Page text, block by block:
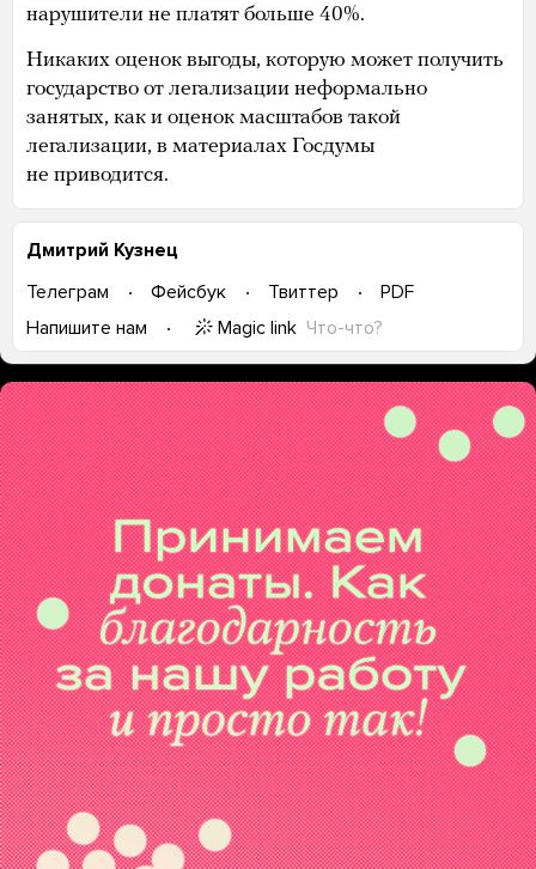
нарушители не платят больше 40%.
Никаких оценок выгоды, которую может получить
государство от легализации неформально
занятых, как и оценок масштабов такой
легализации, в материалах Госдумы
не приводится.
Дмитрий Кузнец
Телеграм
Фейсбук Твиттер
PDF
Напишите нам
Magic link Что-что?